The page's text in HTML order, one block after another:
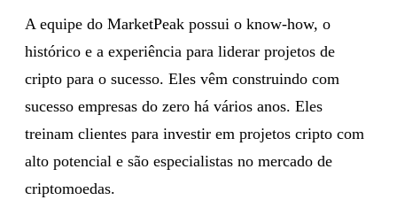
A equipe do MarketPeak possui o know-how, o
histórico e a experiência para liderar projetos de
cripto para o sucesso. Eles vêm construindo com
sucesso empresas do zero há vários anos. Eles
treinam clientes para investir em projetos cripto com
alto potencial e são especialistas no mercado de
criptomoedas.